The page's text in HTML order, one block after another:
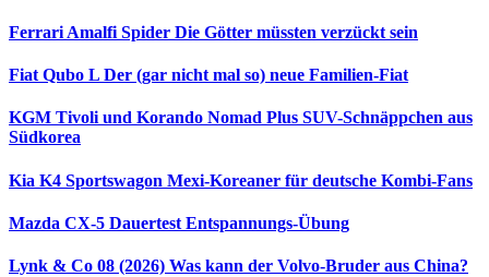
Ferrari Amalfi Spider Die Götter müssten verzückt sein
Fiat Qubo L Der (gar nicht mal so) neue Familien-Fiat
KGM Tivoli und Korando Nomad Plus SUV-Schnäppchen aus
Südkorea
Kia K4 Sportswagon Mexi-Koreaner für deutsche Kombi-Fans
Mazda CX-5 Dauertest Entspannungs-Übung
Lynk & Co 08 (2026) Was kann der Volvo-Bruder aus China?